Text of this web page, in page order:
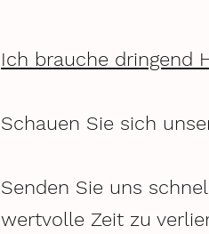
Ich brauche dringend
Schauen Sie sich
Senden Sie uns
wertvolle Zeit zu